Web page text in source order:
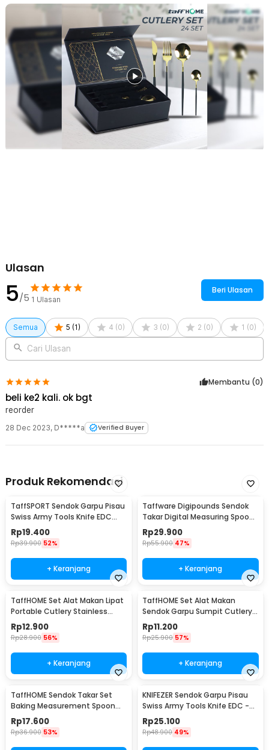
fungsional, cutlery set elegan ini juga membuat setiap sajian
tampak lebih menarik dan berkelas.
Set Alat Makan Lengkap untuk Kebutuhan Harian
TaffHOME menghadirkan set alat makan lengkap 24 PCS yang
terdiri dari sendok makan, sendok teh, garpu, dan pisau dalam satu
paket praktis. Dengan komposisi lengkap, Anda tidak perlu
membeli alat makan stainless steel secara terpisah untuk
kebutuhan rumah tangga. Ideal digunakan untuk keluarga, jamuan
tamu, maupun penggunaan sehari-hari dengan tampilan yang
seragam dan rapi.
Cocok untuk Hampers dan Kado Spesial
Produk ini dikemas dalam kotak premium elegan yang aman dan
cantik, menjadikannya pilihan tepat sebagai hampers alat makan
6 x Garpu
6 x Pisau
Ulasan
5/5 1 Ulasan
Beri Ulasan
Semua 5 (1 ) 4 (0) 3 (0) 2 (0) 1 (0)
Cari Ulasan
Membantu (0)
beli ke2 kali. ok bgt
reorder
28 Dec 2023, D*****a Verified Buyer
Produk Rekomendasi
TaffSPORT Sendok Garpu Pisau
Swiss Army Tools Knife EDC
6in1 - A007
Rp19.400
Rp39.900 52%
+ Keranjang
Taffware Digipounds Sendok
Takar Digital Measuring Spoon
500g 0.1g - HM10
Rp29.900
Rp55.900 47%
+ Keranjang
TaffHOME Set Alat Makan Lipat
Portable Cutlery Stainless
Steel 410 - AOTU
Rp12.900
Rp28.900 56%
+ Keranjang
TaffHOME Set Alat Makan
Sendok Garpu Sumpit Cutlery
with Pouch - CJ0091
Rp11.200
Rp25.900 57%
+ Keranjang
TaffHOME Sendok Takar Set
Baking Measurement Spoon
0.62-15ml 6 PCS - 16752
Rp17.600
Rp36.900 53%
KNIFEZER Sendok Garpu Pisau
Swiss Army Tools Knife EDC -
A010
Rp25.100
Rp48.900 49%